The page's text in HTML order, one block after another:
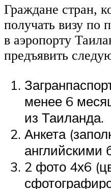
Граждане стран,
получать визу по
в аэропорту
предъявить
менее 6
из Таиланда.
Анкета
английскими
2 фото 4х6